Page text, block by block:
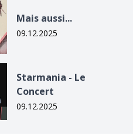
Mais aussi...
09.12.2025
Starmania - Le
Concert
09.12.2025